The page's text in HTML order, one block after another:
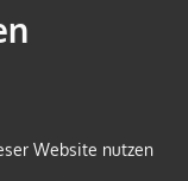
Schwächen
unsichere
hingewiesen.
Website nutzen